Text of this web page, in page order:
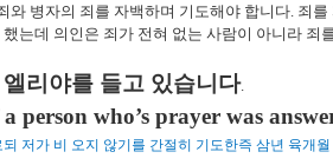
와 병자의 죄를 자백하며 기도해야 합니다. 죄를
는데 의인은 죄가 전혀 없는 사람이 아니라 죄
리야를 들고 있습니다.
person who’s prayer was
저가 비 오지 않기를 간절히 기도한즉 삼년 육개